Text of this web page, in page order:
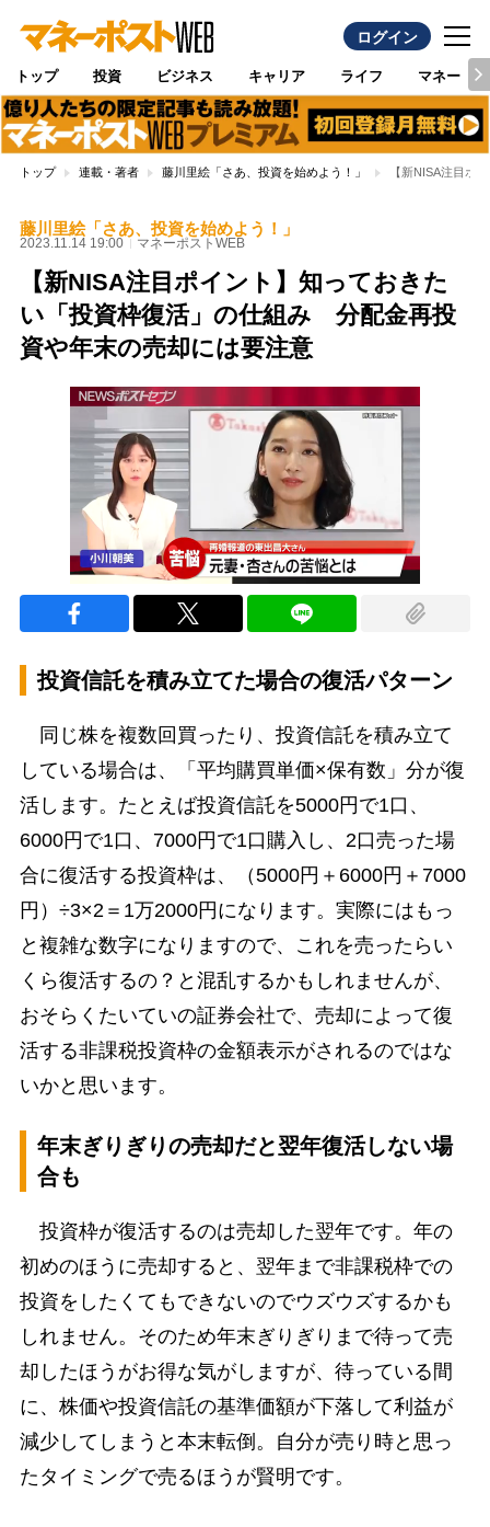
ログイン
トップ 投資 ビジネス キャリア ライフ マネー
トップ 連載・著者 藤川里絵「さあ、投資を始めよう！」 【新NISA注目ポ
藤川里絵「さあ、投資を始めよう！」
2023.11.14 19:00 マネーポストWEB
【新NISA注目ポイント】知っておきた
い「投資枠復活」の仕組み 分配金再投
資や年末の売却には要注意
投資信託を積み立てた場合の復活パターン
同じ株を複数回買ったり、投資信託を積み立て
している場合は、「平均購買単価×保有数」分が復
活します。たとえば投資信託を5000円で1口、
6000円で1口、7000円で1口購入し、2口売った場
合に復活する投資枠は、（5000円＋6000円＋7000
円）÷3×2＝1万2000円になります。実際にはもっ
と複雑な数字になりますので、これを売ったらい
くら復活するの？と混乱するかもしれませんが、
おそらくたいていの証券会社で、売却によって復
活する非課税投資枠の金額表示がされるのではな
いかと思います。
年末ぎりぎりの売却だと翌年復活しない場
合も
投資枠が復活するのは売却した翌年です。年の
初めのほうに売却すると、翌年まで非課税枠での
投資をしたくてもできないのでウズウズするかも
しれません。そのため年末ぎりぎりまで待って売
却したほうがお得な気がしますが、待っている間
に、株価や投資信託の基準価額が下落して利益が
減少してしまうと本末転倒。自分が売り時と思っ
たタイミングで売るほうが賢明です。